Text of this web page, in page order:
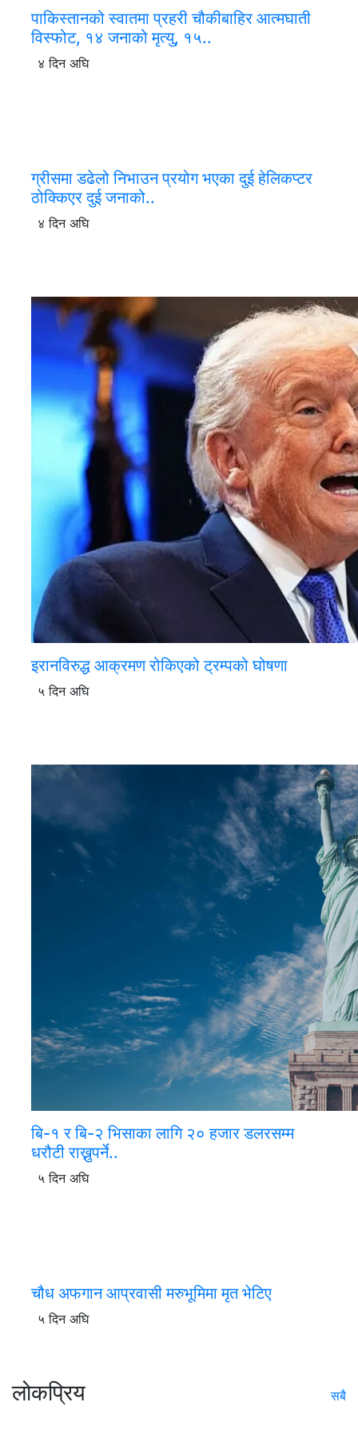
पाकिस्तानको स्वातमा प्रहरी चौकीबाहिर आत्मघाती
विस्फोट, १४ जनाको मृत्यु, १५..
४ दिन अघि
ग्रीसमा डढेलो निभाउन प्रयोग भएका दुई हेलिकप्टर
ठोक्किएर दुई जनाको..
४ दिन अघि
इरानविरुद्ध आक्रमण रोकिएको ट्रम्पको घोषणा
५ दिन अघि
बि-१ र बि-२ भिसाका लागि २० हजार डलरसम्म
धरौटी राख्नुपर्ने..
५ दिन अघि
चौध अफगान आप्रवासी मरुभूमिमा मृत भेटिए
५ दिन अघि
लोकप्रिय सबै